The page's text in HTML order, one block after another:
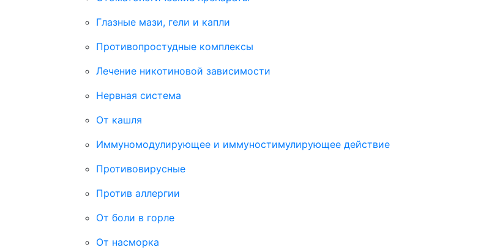
Глазные мази, гели и капли
Противопростудные комплексы
Лечение никотиновой зависимости
Нервная система
От кашля
Иммуномодулирующее и иммуностимулирующее действие
Противовирусные
Против аллергии
От боли в горле
От насморка